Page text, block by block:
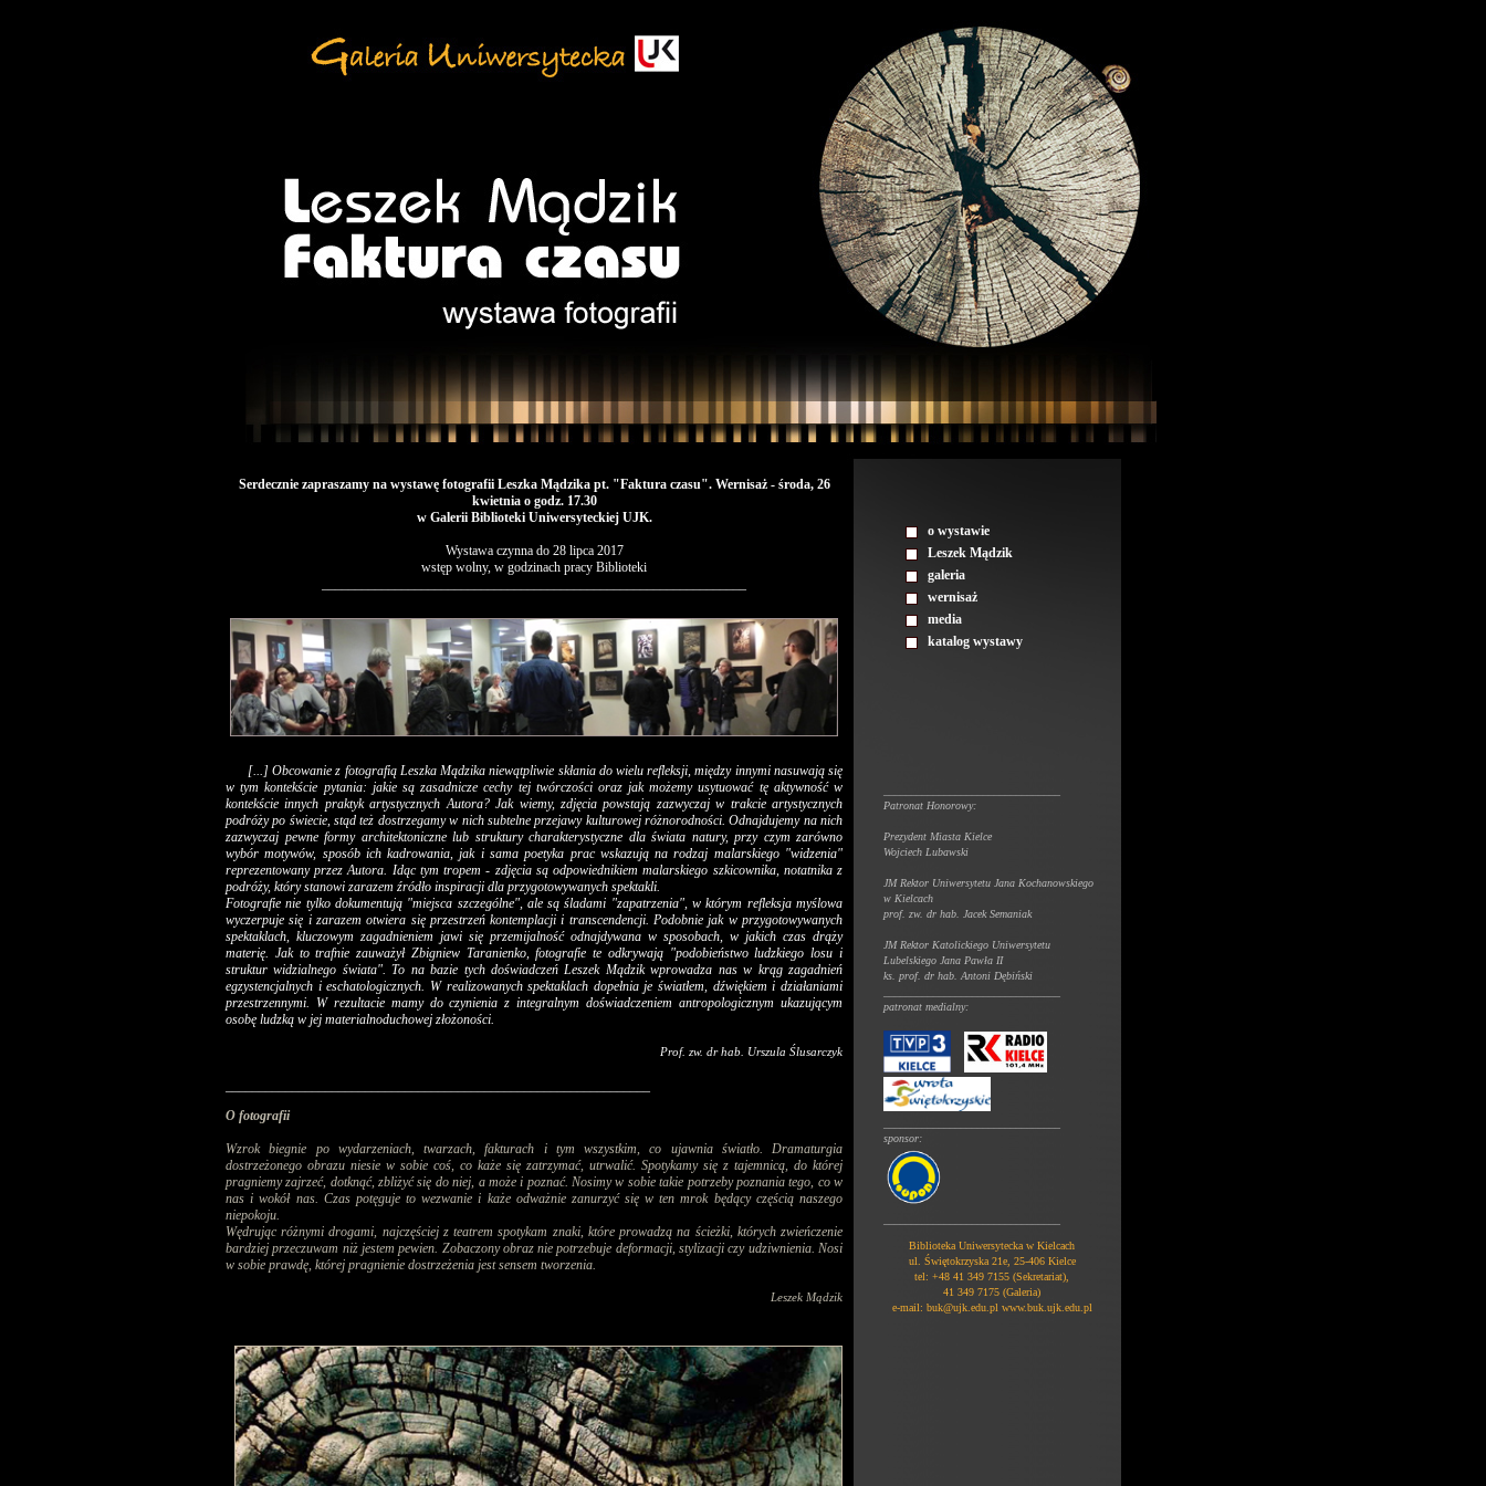
Serdecznie zapraszamy na wystawę fotografii Leszka Mądzika pt. "Faktura czasu". Wernisaż - środa, 26
kwietnia o godz. 17.30
w Galerii Biblioteki Uniwersyteckiej UJK.
Wystawa czynna do 28 lipca 2017
wstęp wolny, w godzinach pracy Biblioteki
[...] Obcowanie z fotografią Leszka Mądzika niewątpliwie skłania do wielu refleksji, między innymi nasuwają się
w tym kontekście pytania: jakie są zasadnicze cechy tej twórczości oraz jak możemy usytuować tę aktywność w
kontekście innych praktyk artystycznych Autora? Jak wiemy, zdjęcia powstają zazwyczaj w trakcie artystycznych
podróży po świecie, stąd też dostrzegamy w nich subtelne przejawy kulturowej różnorodności. Odnajdujemy na nich
zazwyczaj pewne formy architektoniczne lub struktury charakterystyczne dla świata natury, przy czym zarówno
wybór motywów, sposób ich kadrowania, jak i sama poetyka prac wskazują na rodzaj malarskiego "widzenia"
reprezentowany przez Autora. Idąc tym tropem - zdjęcia są odpowiednikiem malarskiego szkicownika, notatnika z
podróży, który stanowi zarazem źródło inspiracji dla przygotowywanych spektakli.
Fotografie nie tylko dokumentują "miejsca szczególne", ale są śladami "zapatrzenia", w którym refleksja myślowa
wyczerpuje się i zarazem otwiera się przestrzeń kontemplacji i transcendencji. Podobnie jak w przygotowywanych
spektaklach, kluczowym zagadnieniem jawi się przemijalność odnajdywana w sposobach, w jakich czas drąży
materię. Jak to trafnie zauważył Zbigniew Taranienko, fotografie te odkrywają "podobieństwo ludzkiego losu i
struktur widzialnego świata". To na bazie tych doświadczeń Leszek Mądzik wprowadza nas w krąg zagadnień
egzystencjalnych i eschatologicznych. W realizowanych spektaklach dopełnia je światłem, dźwiękiem i działaniami
przestrzennymi. W rezultacie mamy do czynienia z integralnym doświadczeniem antropologicznym ukazującym
osobę ludzką w jej materialnoduchowej złożoności.
Prof. zw. dr hab. Urszula Ślusarczyk
O fotografii
Wzrok biegnie po wydarzeniach, twarzach, fakturach i tym wszystkim, co ujawnia światło. Dramaturgia
dostrzeżonego obrazu niesie w sobie coś, co każe się zatrzymać, utrwalić. Spotykamy się z tajemnicą, do której
pragniemy zajrzeć, dotknąć, zbliżyć się do niej, a może i poznać. Nosimy w sobie takie potrzeby poznania tego, co w
nas i wokół nas. Czas potęguje to wezwanie i każe odważnie zanurzyć się w ten mrok będący częścią naszego
niepokoju.
Wędrując różnymi drogami, najczęściej z teatrem spotykam znaki, które prowadzą na ścieżki, których zwieńczenie
bardziej przeczuwam niż jestem pewien. Zobaczony obraz nie potrzebuje deformacji, stylizacji czy udziwnienia. Nosi
w sobie prawdę, której pragnienie dostrzeżenia jest sensem tworzenia.
Leszek Mądzik
o wystawie
Leszek Mądzik
galeria
wernisaż
media
katalog wystawy
Patronat Honorowy:
Prezydent Miasta Kielce
Wojciech Lubawski
JM Rektor Uniwersytetu Jana Kochanowskiego
w Kielcach
prof. zw. dr hab. Jacek Semaniak
JM Rektor Katolickiego Uniwersytetu
Lubelskiego Jana Pawła II
ks. prof. dr hab. Antoni Dębiński
patronat medialny:
sponsor:
Biblioteka Uniwersytecka w Kielcach
ul. Świętokrzyska 21e, 25-406 Kielce
tel: +48 41 349 7155 (Sekretariat),
41 349 7175 (Galeria)
e-mail: buk@ujk.edu.pl www.buk.ujk.edu.pl